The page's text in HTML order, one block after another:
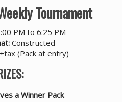
Tournament
PM to 6:25 PM
Constructed
(Pack at entry)
a Winner Pack